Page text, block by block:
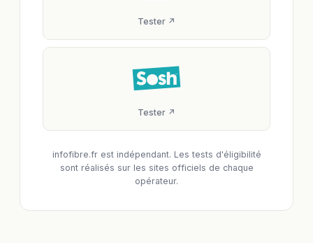
Tester ↗
Tester ↗
infofibre.fr est indépendant. Les tests d'éligibilité
sont réalisés sur les sites officiels de chaque
opérateur.